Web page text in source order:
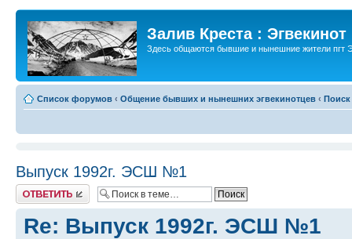
Залив Креста : Эгвекинот
Здесь общаются бывшие и нынешние жители пгт
Список форумов ‹ Общение бывших и нынешних эгвекинотцев ‹ Поиск
Выпуск 1992г. ЭСШ №1
Ответить
Re: Выпуск 1992г. ЭСШ №1